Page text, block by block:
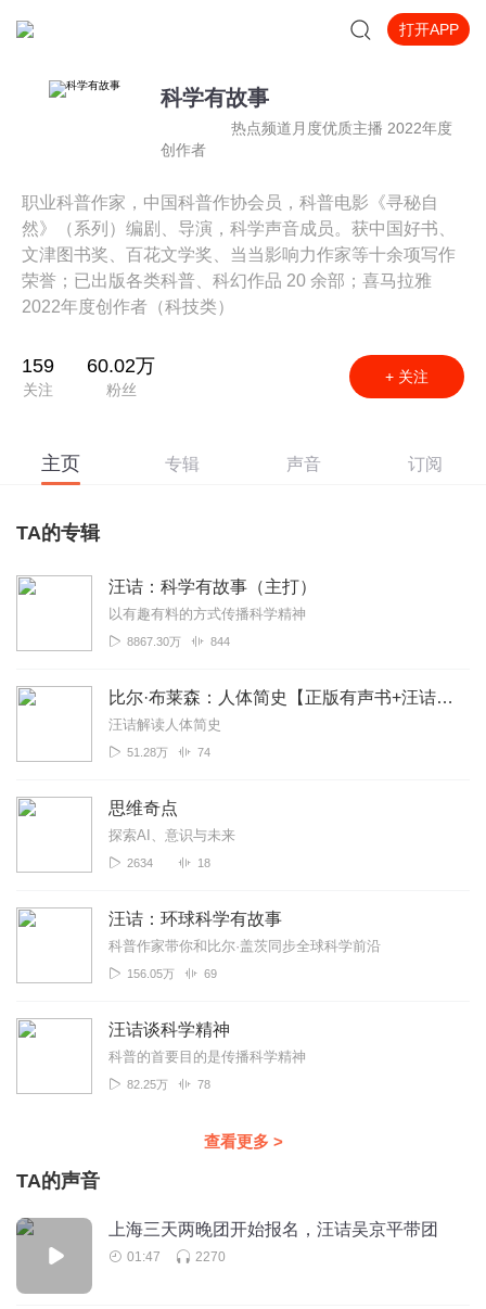
打开APP
科学有故事
热点频道月度优质主播 2022年度
创作者
职业科普作家，中国科普作协会员，科普电影《寻秘自
然》（系列）编剧、导演，科学声音成员。获中国好书、
文津图书奖、百花文学奖、当当影响力作家等十余项写作
荣誉；已出版各类科普、科幻作品 20 余部；喜马拉雅
2022年度创作者（科技类）
159
关注
60.02万
粉丝
+ 关注
主页 专辑 声音 订阅
TA的专辑
汪诘：科学有故事（主打）
以有趣有料的方式传播科学精神
8867.30万 844
比尔·布莱森：人体简史【正版有声书+汪诘独家解读】
汪诘解读人体简史
51.28万 74
思维奇点
探索AI、意识与未来
2634 18
汪诘：环球科学有故事
科普作家带你和比尔·盖茨同步全球科学前沿
156.05万 69
汪诘谈科学精神
科普的首要目的是传播科学精神
82.25万 78
查看更多 >
TA的声音
上海三天两晚团开始报名，汪诘吴京平带团
01:47 2270